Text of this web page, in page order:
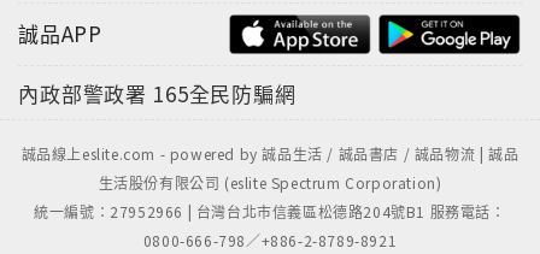
誠品APP
內政部警政署 165全民防騙網
誠品線上eslite.com - powered by 誠品生活 / 誠品書店 / 誠品物流 | 誠品
生活股份有限公司 (eslite Spectrum Corporation)
統一編號：27952966 | 台灣台北市信義區松德路204號B1 服務電話：
0800-666-798／+886-2-8789-8921